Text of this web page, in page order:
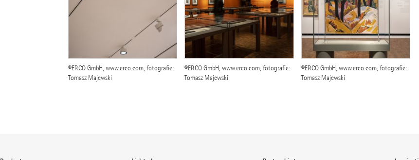
©ERCO GmbH, www.erco.com, fotografie:
Tomasz Majewski
©ERCO GmbH, www.erco.com, fotografie:
Tomasz Majewski
©ERCO GmbH, www.erco.com, fotografie:
Tomasz Majewski